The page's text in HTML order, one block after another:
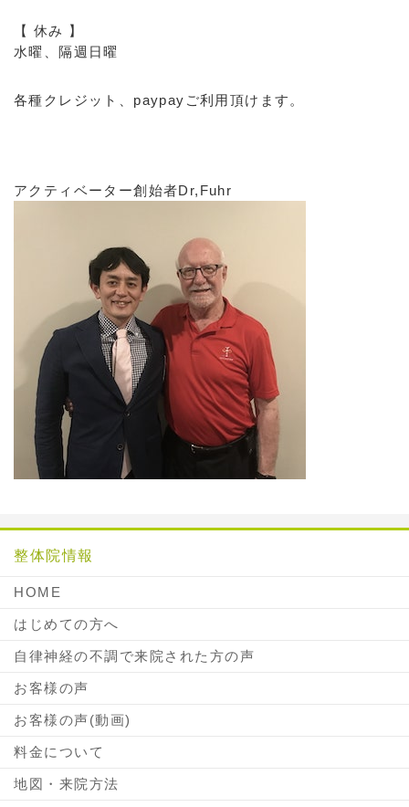
【 休み 】
水曜、隔週日曜
各種クレジット、paypayご利用頂けます。
アクティベーター創始者Dr,Fuhr
整体院情報
HOME
はじめての方へ
自律神経の不調で来院された方の声
お客様の声
お客様の声(動画)
料金について
地図・来院方法